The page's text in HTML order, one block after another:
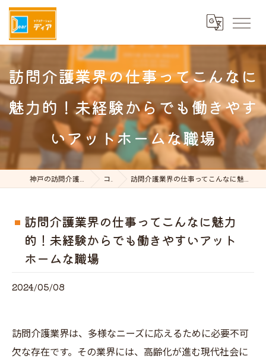
訪問介護業界の仕事ってこんなに
魅力的！未経験からでも働きやす
いアットホームな職場
神戸の訪問介護はケアステーションDear コラム 訪問介護業界の仕事ってこんなに魅力的！未経験からでも働きやすいアットホームな職場
訪問介護業界の仕事ってこんなに魅力
的！未経験からでも働きやすいアット
ホームな職場
2024/05/08
訪問介護業界は、多様なニーズに応えるために必要不可
欠な存在です。その業界には、高齢化が進む現代社会に